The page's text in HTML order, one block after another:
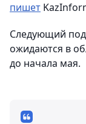
пишет
Следующий
ожидаются в
до начала мая.